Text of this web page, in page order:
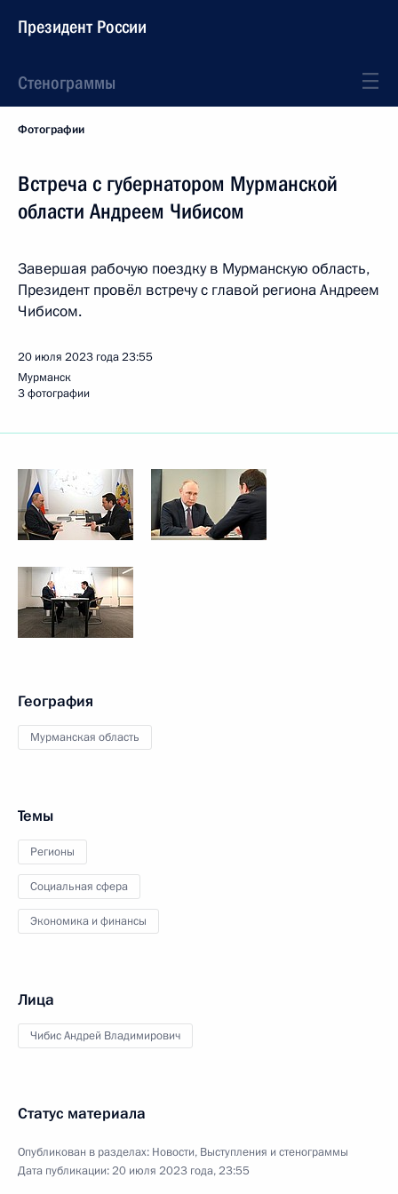
Президент России
Стенограммы
Фотографии
Встреча с губернатором Мурманской
области Андреем Чибисом
Завершая рабочую поездку в Мурманскую область,
Президент провёл встречу с главой региона Андреем
Чибисом.
20 июля 2023 года23:55
Мурманск
3 фотографии
География
Мурманская область
Темы
Регионы
Социальная сфера
Экономика и финансы
Лица
Чибис Андрей Владимирович
Статус материала
Опубликован в разделах: Новости, Выступления и стенограммы
Дата публикации:20 июля 2023 года, 23:55